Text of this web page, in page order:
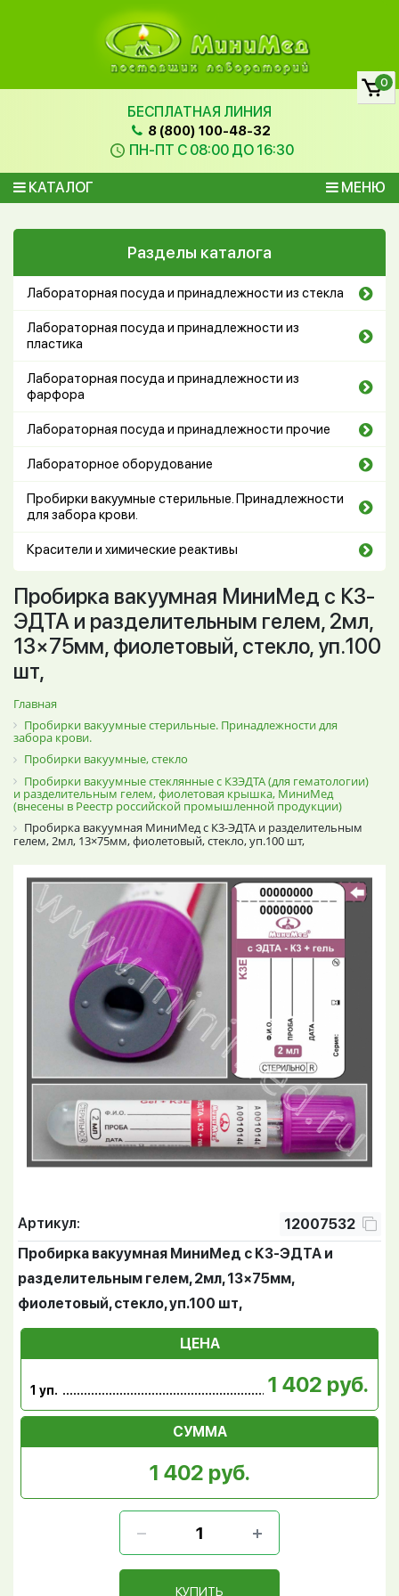
БЕСПЛАТНАЯ ЛИНИЯ
8 (800) 100-48-32
ПН-ПТ С 08:00 ДО 16:30
КАТАЛОГ МЕНЮ
0
Разделы каталога
Лабораторная посуда и принадлежности из стекла
Лабораторная посуда и принадлежности из
пластика
Лабораторная посуда и принадлежности из
фарфора
Лабораторная посуда и принадлежности прочие
Лабораторное оборудование
Пробирки вакуумные стерильные. Принадлежности
для забора крови.
Красители и химические реактивы
Пробирка вакуумная МиниМед с К3-
ЭДТА и разделительным гелем, 2мл,
13×75мм, фиолетовый, стекло, уп.100
шт,
Главная
Пробирки вакуумные стерильные. Принадлежности для
забора крови.
Пробирки вакуумные, стекло
Пробирки вакуумные стеклянные с К3ЭДТА (для гематологии)
и разделительным гелем, фиолетовая крышка, МиниМед
(внесены в Реестр российской промышленной продукции)
Пробирка вакуумная МиниМед с К3-ЭДТА и разделительным
гелем, 2мл, 13×75мм, фиолетовый, стекло, уп.100 шт,
Артикул:
12007532
Пробирка вакуумная МиниМед с К3-ЭДТА и
разделительным гелем, 2мл, 13×75мм,
фиолетовый, стекло, уп.100 шт,
ЦЕНА
1 уп. 1 402 руб.
СУММА
1 402 руб.
КУПИТЬ